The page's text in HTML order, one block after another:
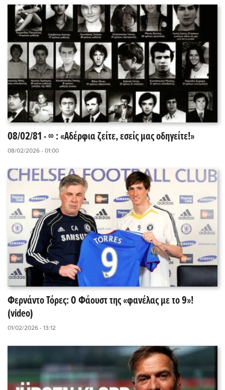
08/02/81 - ∞ : «Αδέρφια ζείτε, εσείς μας οδηγείτε!»
08/02/2026 - 01:00
Φερνάντο Τόρες: Ο Φάουστ της «φανέλας με το 9»!
(video)
01/02/2026 - 13:12